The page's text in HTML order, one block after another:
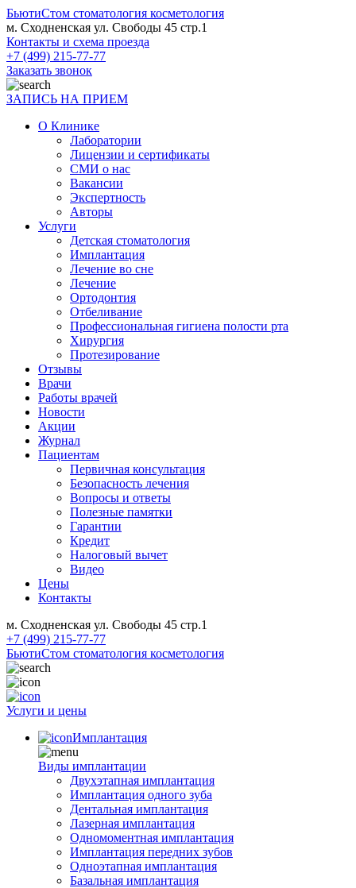
БьютиСтом стоматология косметология
м. Сходненская ул. Свободы 45 стр.1
Контакты и схема проезда
+7 (499) 215-77-77
Заказать звонок
ЗАПИСЬ НА ПРИЕМ
О Клинике
Лаборатории
Лицензии и сертификаты
СМИ о нас
Вакансии
Экспертность
Авторы
Услуги
Детская стоматология
Имплантация
Лечение во сне
Лечение
Ортодонтия
Отбеливание
Профессиональная гигиена полости рта
Хирургия
Протезирование
Отзывы
Врачи
Работы врачей
Новости
Акции
Журнал
Пациентам
Первичная консультация
Безопасность лечения
Вопросы и ответы
Полезные памятки
Гарантии
Кредит
Налоговый вычет
Видео
Цены
Контакты
м. Сходненская ул. Свободы 45 стр.1
+7 (499) 215-77-77
БьютиСтом стоматология косметология
Услуги и цены
Имплантация
Виды имплантации
Двухэтапная имплантация
Имплантация одного зуба
Дентальная имплантация
Лазерная имплантация
Одномоментная имплантация
Имплантация передних зубов
Одноэтапная имплантация
Базальная имплантация